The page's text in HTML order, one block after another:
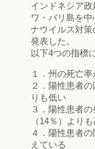
インドネシア
ワ・バリ島を
ナウイルス対
発表した。
以下4つの指標
１．州の死亡
２．陽性患者
りも低い
３．陽性患者
（14％）より
４．陽性患者
えている